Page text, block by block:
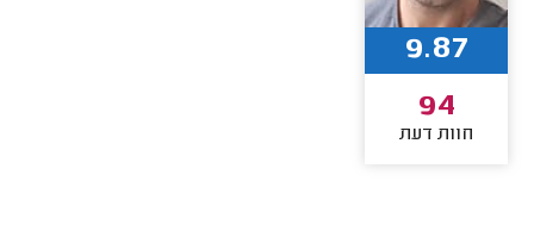
9.87
94
חוות דעת